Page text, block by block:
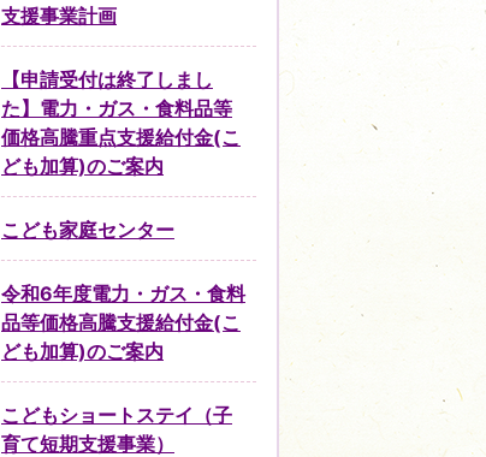
支援事業計画
【申請受付は終了しまし
た】電力・ガス・食料品等
価格高騰重点支援給付金(こ
ども加算)のご案内
こども家庭センター
令和6年度電力・ガス・食料
品等価格高騰支援給付金(こ
ども加算)のご案内
こどもショートステイ（子
育て短期支援事業）